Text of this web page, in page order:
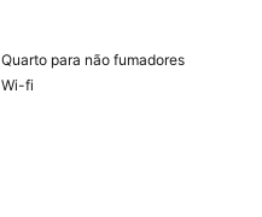
Quarto para não fumadores
Wi-fi